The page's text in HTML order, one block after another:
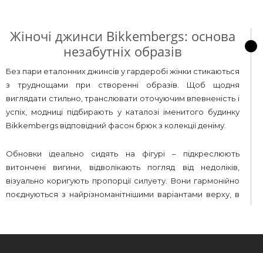
Жіночі джинси Bikkembergs: основа
незабутніх образів
Без пари еталонних джинсів у гардеробі жінки стикаються
з труднощами при створенні образів. Щоб щодня
виглядати стильно, транслювати оточуючим впевненість і
успіх, модниці підбирають у каталозі іменитого будинку
Bikkembergs відповідний фасон брюк з колекції деніму.
Обновки ідеально сидять на фігурі – підкреслюють
витончені вигини, відволікають погляд від недоліків,
візуально коригують пропорції силуету. Вони гармонійно
поєднуються з найрізноманітнішими варіантами верху, в
футболками. Скомбіновані луки хороші для прогулянок,